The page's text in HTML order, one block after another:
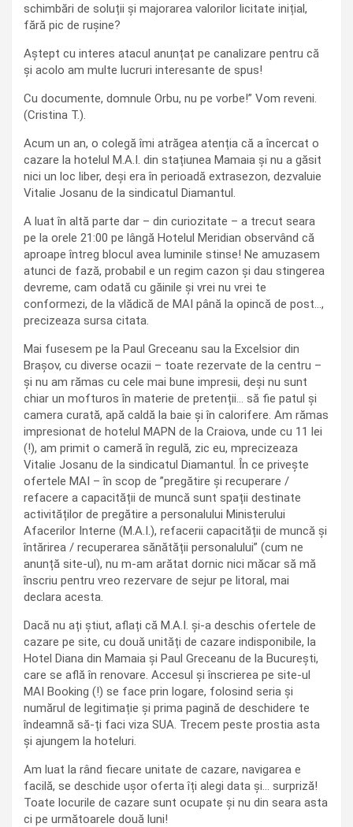
schimbări de soluții și majorarea valorilor licitate inițial,
fără pic de rușine?
Aștept cu interes atacul anunțat pe canalizare pentru că
și acolo am multe lucruri interesante de spus!
Cu documente, domnule Orbu, nu pe vorbe!” Vom reveni.
(Cristina T.).
Acum un an, o colegă îmi atrăgea atenția că a încercat o
cazare la hotelul M.A.I. din stațiunea Mamaia și nu a găsit
nici un loc liber, deși era în perioadă extrasezon, dezvaluie
Vitalie Josanu de la sindicatul Diamantul.
A luat în altă parte dar – din curiozitate – a trecut seara
pe la orele 21:00 pe lângă Hotelul Meridian observând că
aproape întreg blocul avea luminile stinse! Ne amuzasem
atunci de fază, probabil e un regim cazon și dau stingerea
devreme, cam odată cu găinile și vrei nu vrei te
conformezi, de la vlădică de MAI până la opincă de post…,
precizeaza sursa citata.
Mai fusesem pe la Paul Greceanu sau la Excelsior din
Brașov, cu diverse ocazii – toate rezervate de la centru –
și nu am rămas cu cele mai bune impresii, deși nu sunt
chiar un mofturos în materie de pretenții… să fie patul și
camera curată, apă caldă la baie și în calorifere. Am rămas
impresionat de hotelul MAPN de la Craiova, unde cu 11 lei
(!), am primit o cameră în regulă, zic eu, mprecizeaza
Vitalie Josanu de la sindicatul Diamantul. În ce privește
ofertele MAI – în scop de ”pregătire și recuperare /
refacere a capacității de muncă sunt spații destinate
activităților de pregătire a personalului Ministerului
Afacerilor Interne (M.A.I.), refacerii capacității de muncă și
întărirea / recuperarea sănătății personalului” (cum ne
anunță site-ul), nu m-am arătat dornic nici măcar să mă
înscriu pentru vreo rezervare de sejur pe litoral, mai
declara acesta.
Dacă nu ați știut, aflați că M.A.I. și-a deschis ofertele de
cazare pe site, cu două unități de cazare indisponibile, la
Hotel Diana din Mamaia și Paul Greceanu de la București,
care se află în renovare. Accesul și înscrierea pe site-ul
MAI Booking (!) se face prin logare, folosind seria și
numărul de legitimație și prima pagină de deschidere te
îndeamnă să-ți faci viza SUA. Trecem peste prostia asta
și ajungem la hoteluri.
Am luat la rând fiecare unitate de cazare, navigarea e
facilă, se deschide ușor oferta îți alegi data și… surpriză!
Toate locurile de cazare sunt ocupate și nu din seara asta
ci pe următoarele două luni!